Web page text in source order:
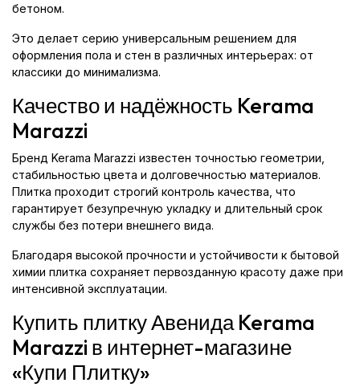
бетоном.
Это делает серию универсальным решением для
оформления пола и стен в различных интерьерах: от
классики до минимализма.
Качество и надёжность Kerama
Marazzi
Бренд Kerama Marazzi известен точностью геометрии,
стабильностью цвета и долговечностью материалов.
Плитка проходит строгий контроль качества, что
гарантирует безупречную укладку и длительный срок
службы без потери внешнего вида.
Благодаря высокой прочности и устойчивости к бытовой
химии плитка сохраняет первозданную красоту даже при
интенсивной эксплуатации.
Купить плитку Авенида Kerama
Marazzi в интернет-магазине
«Купи Плитку»